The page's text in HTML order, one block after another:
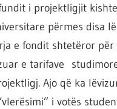
i projektligjit
përmes disa
e fondit shtetëror
e tarifave
Ajo që ka
i votës